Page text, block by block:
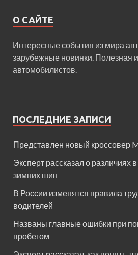
О САЙТЕ
Интересные события из мира
зарубежные новинки. Полезная
автомобилистов.
ПОСЛЕДНИЕ ЗАПИСИ
Представлен новый кроссовер
Эксперт рассказал о различиях
зимних шин
В России изменятся правила
водителей
Названы главные ошибки при
пробегом